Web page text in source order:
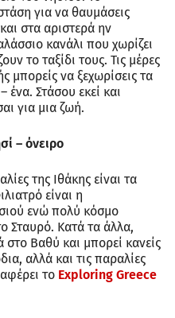
για να θαυμάσεις
στα αριστερά ην
κανάλι που χωρίζει
το ταξίδι τους. Τις μέρες
μπορείς να ξεχωρίσεις τα
ένα. Στάσου εκεί και
για μια ζωή.
– όνειρο
της Ιθάκης είναι τα
είναι η
ενώ πολύ κόσμο
Σταυρό. Κατά τα άλλα,
Βαθύ και μπορεί κανείς
αλλά και τις παραλίες
το Exploring Greece